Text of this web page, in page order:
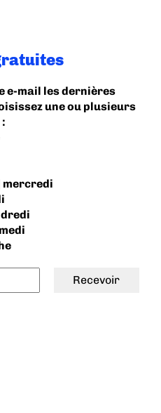
e-mail les dernières
une ou plusieurs
mercredi